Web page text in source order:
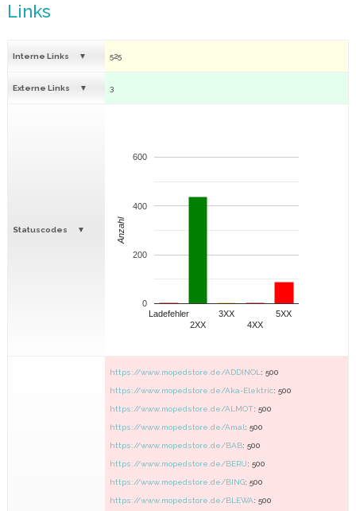
Links
Interne Links 525
Externe Links 3
Statuscodes
Ladefehler
2XX
3XX
4XX
5XX
0
200
400
600
Anzahl
https://www.mopedstore.de/ADDINOL : 500
https://www.mopedstore.de/Aka-Elektric: 500
https://www.mopedstore.de/ALMOT: 500
https://www.mopedstore.de/Amal: 500
https://www.mopedstore.de/BAB: 500
https://www.mopedstore.de/BERU: 500
https://www.mopedstore.de/BING: 500
https://www.mopedstore.de/BLEWA: 500